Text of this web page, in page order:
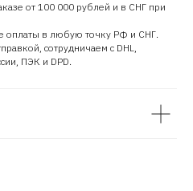
от 100 000 рублей и в СНГ при
оплаты в любую точку РФ и СНГ.
сотрудничаем с DHL,
ПЭК и DPD.